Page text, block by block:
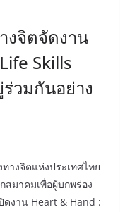
งจิตจัดงาน
Skills
วมกันอย่าง
างจิตแห่งประเทศไทย
มาคมเพื่อผู้บกพร่อง
ดงาน Heart & Hand :